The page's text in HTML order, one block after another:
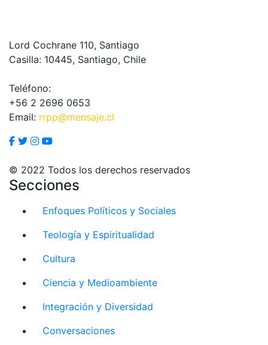
Lord Cochrane 110, Santiago
Casilla: 10445, Santiago, Chile
Teléfono:
+56 2 2696 0653
Email: rrpp@mensaje.cl
© 2022 Todos los derechos reservados
Secciones
Enfoques Políticos y Sociales
Teología y Espiritualidad
Cultura
Ciencia y Medioambiente
Integración y Diversidad
Conversaciones